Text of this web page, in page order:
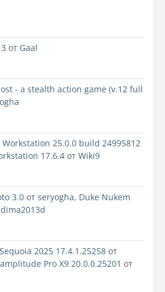
от Gaal
- a stealth action game (v.12 full
Workstation 25.0.0 build 24995812
17.6.4 от Wiki9
3.0 от seryogha, Duke Nukem
dima2013d
2025 17.4.1.25258 от
Pro X9 20.0.0.25201 от